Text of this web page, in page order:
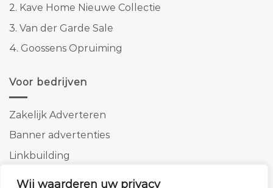
Wij waarderen uw privacy
2. Kave Home Nieuwe Collectie
3. Van der Garde Sale
4. Goossens Opruiming
Voor bedrijven
Zakelijk Adverteren
Banner advertenties
Linkbuilding